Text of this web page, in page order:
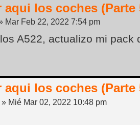
aqui los coches (Parte
Mar Feb 22, 2022 7:54 pm
A522, actualizo mi pack
aqui los coches (Parte
» Mié Mar 02, 2022 10:48 pm